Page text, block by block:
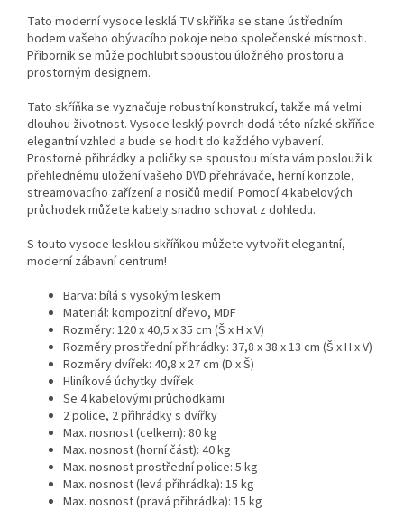
Tato moderní vysoce lesklá TV skříňka se stane ústředním
bodem vašeho obývacího pokoje nebo společenské místnosti.
Příborník se může pochlubit spoustou úložného prostoru a
prostorným designem.
Tato skříňka se vyznačuje robustní konstrukcí, takže má velmi
dlouhou životnost. Vysoce lesklý povrch dodá této nízké skříňce
elegantní vzhled a bude se hodit do každého vybavení.
Prostorné přihrádky a poličky se spoustou místa vám poslouží k
přehlednému uložení vašeho DVD přehrávače, herní konzole,
streamovacího zařízení a nosičů medií. Pomocí 4 kabelových
průchodek můžete kabely snadno schovat z dohledu.
S touto vysoce lesklou skříňkou můžete vytvořit elegantní,
moderní zábavní centrum!
Barva: bílá s vysokým leskem
Materiál: kompozitní dřevo, MDF
Rozměry: 120 x 40,5 x 35 cm (Š x H x V)
Rozměry prostřední přihrádky: 37,8 x 38 x 13 cm (Š x H x V)
Rozměry dvířek: 40,8 x 27 cm (D x Š)
Hliníkové úchytky dvířek
Se 4 kabelovými průchodkami
2 police, 2 přihrádky s dvířky
Max. nosnost (celkem): 80 kg
Max. nosnost (horní část): 40 kg
Max. nosnost prostřední police: 5 kg
Max. nosnost (levá přihrádka): 15 kg
Max. nosnost (pravá přihrádka): 15 kg